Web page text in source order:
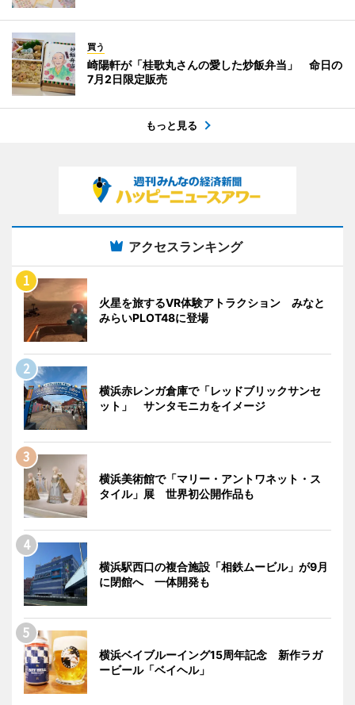
買う
崎陽軒が「桂歌丸さんの愛した炒飯弁当」 命日の
7月2日限定販売
もっと見る
アクセスランキング
火星を旅するVR体験アトラクション みなと
みらいPLOT48に登場
横浜赤レンガ倉庫で「レッドブリックサンセ
ット」 サンタモニカをイメージ
横浜美術館で「マリー・アントワネット・ス
タイル」展 世界初公開作品も
横浜駅西口の複合施設「相鉄ムービル」が9月
に閉館へ 一体開発も
横浜ベイブルーイング15周年記念 新作ラガ
ービール「ベイヘル」